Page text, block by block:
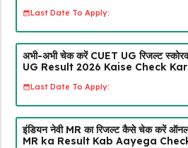
Last Date To Apply:
अभी-अभी चेक करें CUET UG रिजल्ट
UG Result 2026 Kaise Check
Last Date To Apply:
इंडियन नेवी MR का रिजल्ट कैसे चेक करें
MR ka Result Kab Aayega